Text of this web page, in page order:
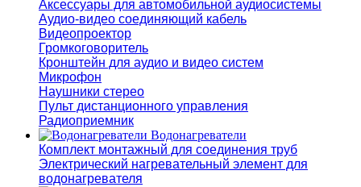
Аксессуары для автомобильной аудиосистемы
Аудио-видео соединяющий кабель
Видеопроектор
Громкоговоритель
Кронштейн для аудио и видео систем
Микрофон
Наушники стерео
Пульт дистанционного управления
Радиоприемник
Водонагреватели
Комплект монтажный для соединения труб
Электрический нагревательный элемент для
водонагревателя